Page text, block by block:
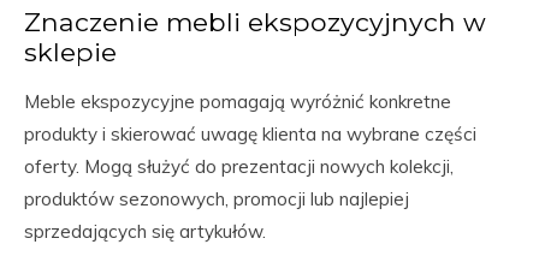
Znaczenie mebli ekspozycyjnych w
sklepie
Meble ekspozycyjne pomagają wyróżnić konkretne
produkty i skierować uwagę klienta na wybrane części
oferty. Mogą służyć do prezentacji nowych kolekcji,
produktów sezonowych, promocji lub najlepiej
sprzedających się artykułów.